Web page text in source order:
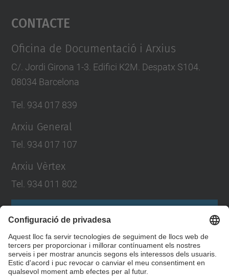
powered by
Contacte
Oficina de Documentació i Arxius
C/. Jordi Girona 1-3. Edifici K2M. Despatx S104.
08034 Barcelona
Tel. 934 017 839
Arxiu General
Tel. 934 017 107
Arxiu Vèrtex
Tel. 934 011 802
Formulari de contacte
Llista Xarxes Socials